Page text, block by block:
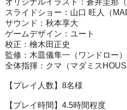
オリジナルイラスト：蒼井圭那
スライドショー：山口 旺人（
サウンド：秋本享大
ゲームデザイン：ユート
校正：檜木田正史
監修：木皿儀隼一（ワンドロー）
全体指揮：クマ（マダミス
【プレイ人数】8名様
【プレイ時間】4.5時間程度